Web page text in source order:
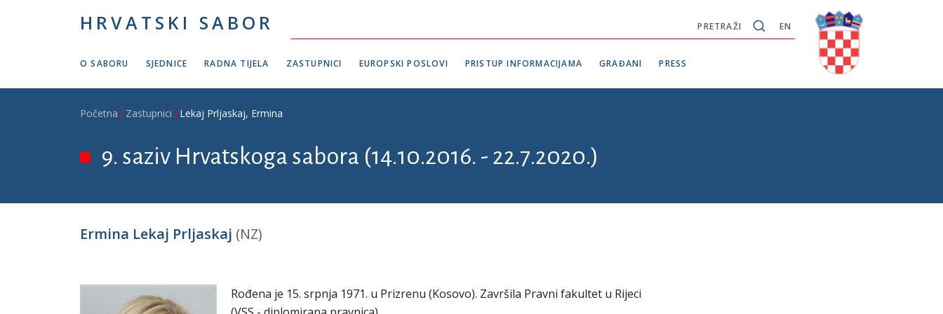
HRVATSKI SABOR EN
PRETRAŽI
O SABORU SJEDNICE RADNA TIJELA ZASTUPNICI EUROPSKI POSLOVI PRISTUP INFORMACIJAMA GRAĐANI PRESS
Breadcrumb
Početna Zastupnici Lekaj Prljaskaj, Ermina
9. saziv Hrvatskoga sabora (14.10.2016. - 22.7.2020.)
Ermina Lekaj Prljaskaj (NZ)
Rođena je 15. srpnja 1971. u Prizrenu (Kosovo). Završila Pravni fakultet u Rijeci